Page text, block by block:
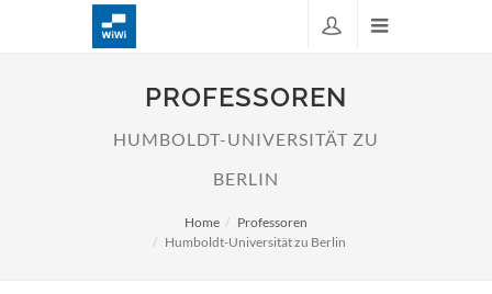
PROFESSOREN
HUMBOLDT-UNIVERSITÄT ZU
BERLIN
Home
Professoren
Humboldt-Universität zu Berlin